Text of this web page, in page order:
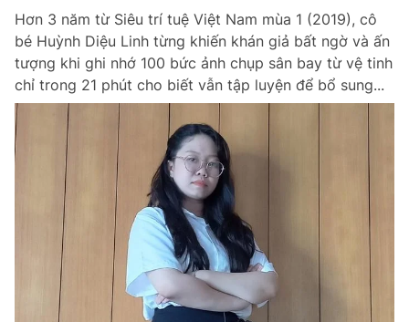
Hơn 3 năm từ Siêu trí tuệ Việt Nam mùa 1 (2019), cô
bé Huỳnh Diệu Linh từng khiến khán giả bất ngờ và ấn
tượng khi ghi nhớ 100 bức ảnh chụp sân bay từ vệ tinh
chỉ trong 21 phút cho biết vẫn tập luyện để bổ sung...